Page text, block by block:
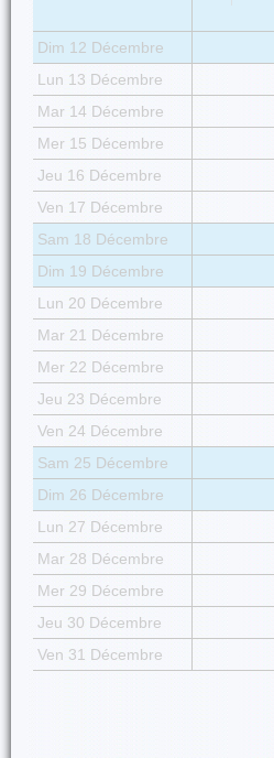
Dim 12 Décembre
Lun 13 Décembre
Mar 14 Décembre
Mer 15 Décembre
Jeu 16 Décembre
Ven 17 Décembre
Sam 18 Décembre
Dim 19 Décembre
Lun 20 Décembre
Mar 21 Décembre
Mer 22 Décembre
Jeu 23 Décembre
Ven 24 Décembre
Sam 25 Décembre
Dim 26 Décembre
Lun 27 Décembre
Mar 28 Décembre
Mer 29 Décembre
Jeu 30 Décembre
Ven 31 Décembre